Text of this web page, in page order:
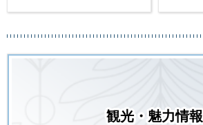
観光・魅力情報